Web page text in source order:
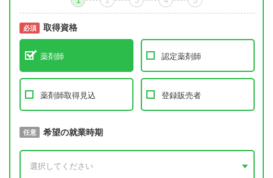
必須 取得資格
薬剤師 認定薬剤師
薬剤師取得見込 登録販売者
必須 取得予定年
任意 希望の就業時期